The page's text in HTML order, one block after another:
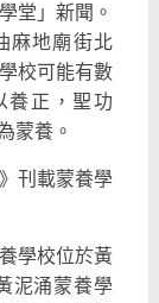
堂」新聞。
麻地廟街北
校可能有數
養正，聖功
蒙養。
刊載蒙養學
學校位於黃
泥涌蒙養學